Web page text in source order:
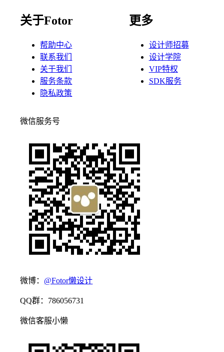
关于Fotor
帮助中心
联系我们
关于我们
服务条款
隐私政策
更多
设计师招募
设计学院
VIP特权
SDK服务
微信服务号
微博： @Fotor懒设计
QQ群：786056731
微信客服小懒